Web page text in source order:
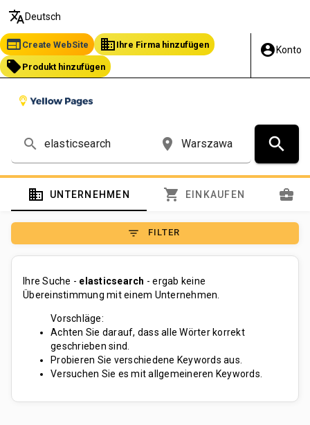
translate Deutsch
web Create WebSite business Ihre Firma hinzufügen
local_offer Produkt hinzufügen
account_circle Konto
search place search
domain UNTERNEHMEN shopping_cart EINKAUFEN business_center
filter_list FILTER
Ihre Suche - elasticsearch - ergab keine
Übereinstimmung mit einem Unternehmen.
Vorschläge:
Achten Sie darauf, dass alle Wörter korrekt
geschrieben sind.
Probieren Sie verschiedene Keywords aus.
Versuchen Sie es mit allgemeineren Keywords.